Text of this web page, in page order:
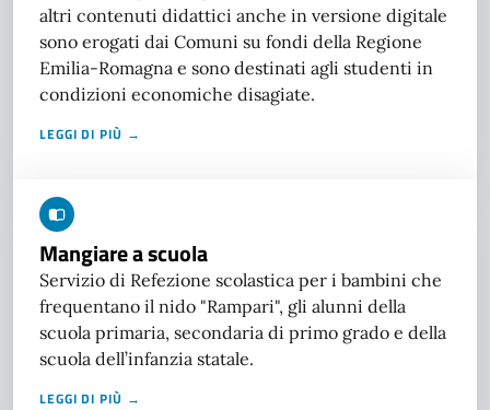
altri contenuti didattici anche in versione digitale
sono erogati dai Comuni su fondi della Regione
Emilia-Romagna e sono destinati agli studenti in
condizioni economiche disagiate.
LEGGI DI PIÙ →
Mangiare a scuola
Servizio di Refezione scolastica per i bambini che
frequentano il nido "Rampari", gli alunni della
scuola primaria, secondaria di primo grado e della
scuola dell’infanzia statale.
LEGGI DI PIÙ →